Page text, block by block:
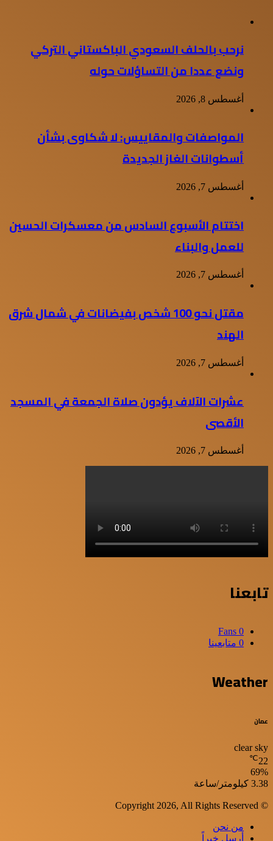
نرحب بالحلف السعودي الباكستاني التركي
ونضع عددا من التساؤلات حوله
أغسطس 8, 2026
المواصفات والمقاييس: لا شكاوى بشأن
أسطوانات الغاز الجديدة
أغسطس 7, 2026
اختتام الأسبوع السادس من معسكرات الحسين
للعمل والبناء
أغسطس 7, 2026
مقتل نحو 100 شخص بفيضانات في شمال شرق
الهند
أغسطس 7, 2026
عشرات الآلاف يؤدون صلاة الجمعة في المسجد
الأقصى
أغسطس 7, 2026
تابعنا
0
Fans
0 متابعينا
Weather
عمان
clear sky
22
℃
الرطوبة:
69%
الرياح:
3.38 كيلومتر/ساعة
© Copyright 2026, All Rights Reserved
من نحن
أرسل خبراً